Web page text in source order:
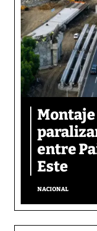
entre
Este
NACIONAL